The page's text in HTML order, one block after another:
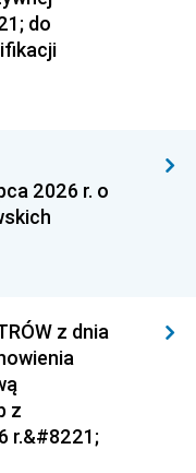
do
2026 r. o
z dnia
z
r.&#8221;